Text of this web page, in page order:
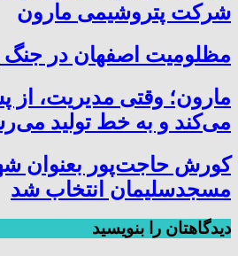
شرکت پتروشیمی مارون
مظلومیت اصفهان در
مارون؛ وقتی مدیریت، از
می‌کند و به خط تولید
کورش حاجت‌پور بعنوان
مسجدسلیمان انتخاب شد
دیدگاهتان را بنویسید